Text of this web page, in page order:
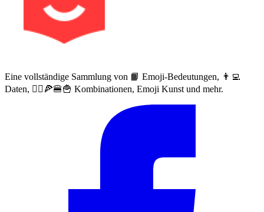
Eine vollständige Sammlung von 📙 Emoji-Bedeutungen, 👨‍💻
Daten, 🙅‍♀️🍕🍔🍟 Kombinationen, Emoji Kunst und mehr.